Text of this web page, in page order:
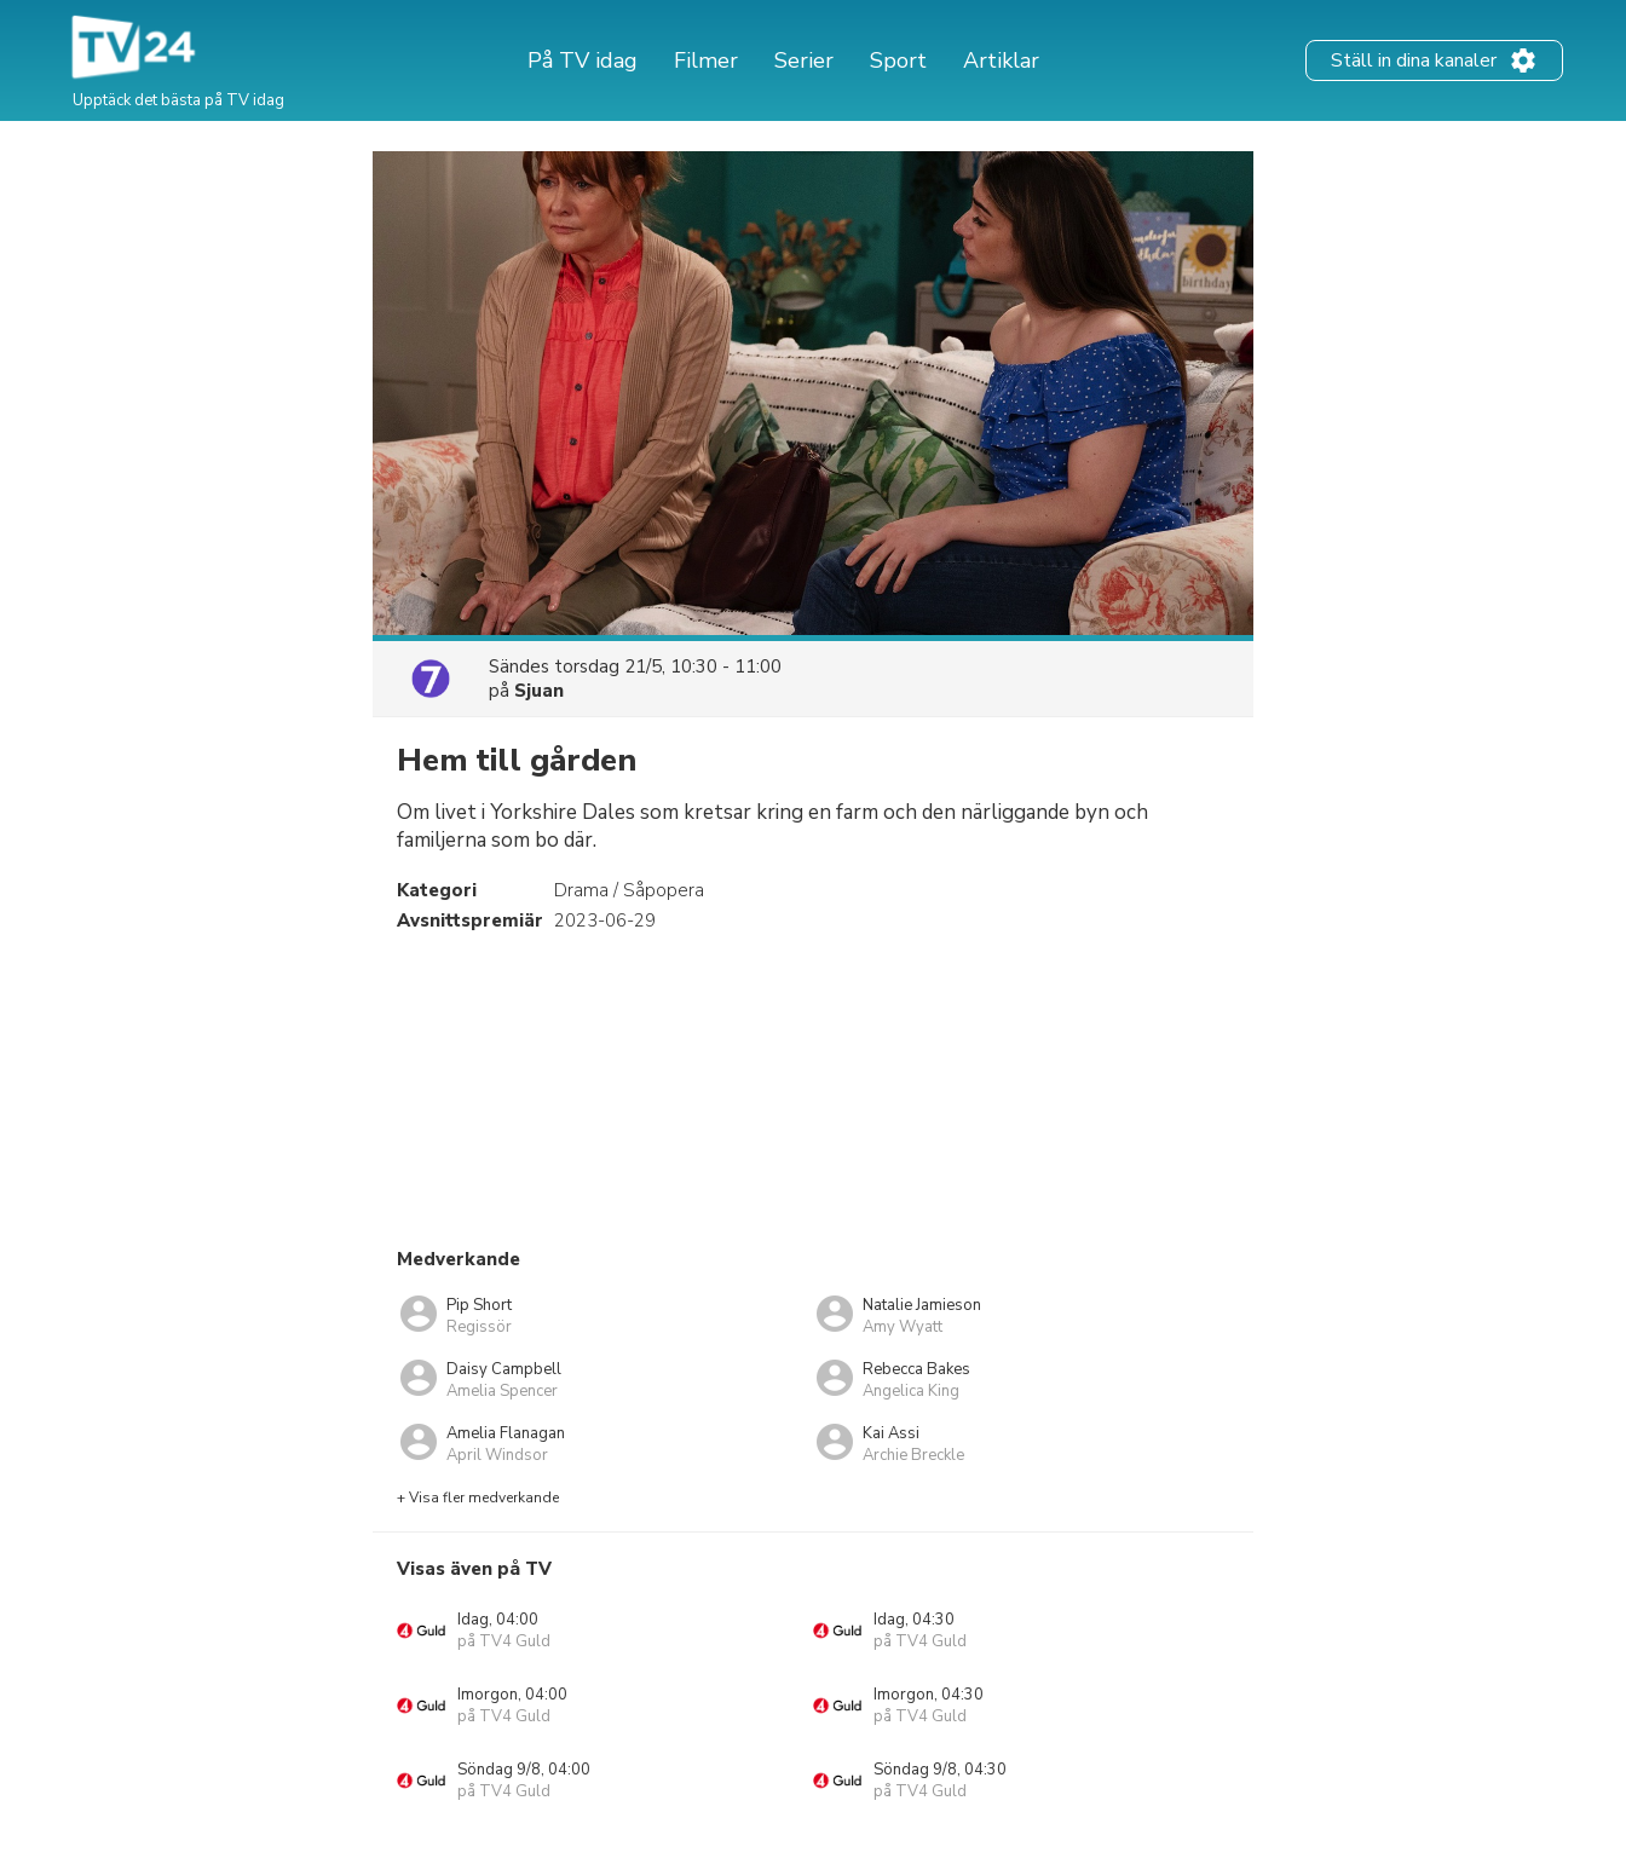
Upptäck det bästa på TV idag
På TV idag Filmer Serier Sport Artiklar Ställ in dina kanaler
Sändes torsdag 21/5, 10:30 - 11:00
på Sjuan
Hem till gården
Om livet i Yorkshire Dales som kretsar kring en farm och den närliggande byn och
familjerna som bo där.
Kategori
Drama / Såpopera
Avsnittspremiär 2023-06-29
Medverkande
Pip Short
Regissör
Natalie Jamieson
Amy Wyatt
Daisy Campbell
Amelia Spencer
Rebecca Bakes
Angelica King
Amelia Flanagan
April Windsor
Kai Assi
Archie Breckle
+ Visa fler medverkande
Visas även på TV
Idag, 04:00
på TV4 Guld
Idag, 04:30
på TV4 Guld
Imorgon, 04:00
på TV4 Guld
Imorgon, 04:30
på TV4 Guld
Söndag 9/8, 04:00
på TV4 Guld
Söndag 9/8, 04:30
på TV4 Guld